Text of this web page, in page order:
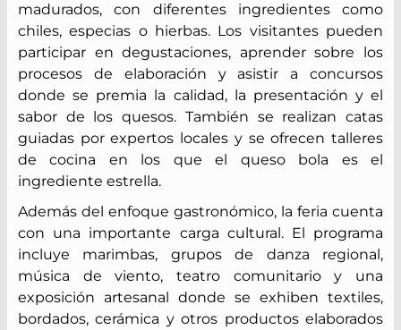
madurados, con diferentes ingredientes como
chiles, especias o hierbas. Los visitantes pueden
participar en degustaciones, aprender sobre los
procesos de elaboración y asistir a concursos
donde se premia la calidad, la presentación y el
sabor de los quesos. También se realizan catas
guiadas por expertos locales y se ofrecen talleres
de cocina en los que el queso bola es el
ingrediente estrella.
Además del enfoque gastronómico, la feria cuenta
con una importante carga cultural. El programa
incluye marimbas, grupos de danza regional,
música de viento, teatro comunitario y una
exposición artesanal donde se exhiben textiles,
bordados, cerámica y otros productos elaborados